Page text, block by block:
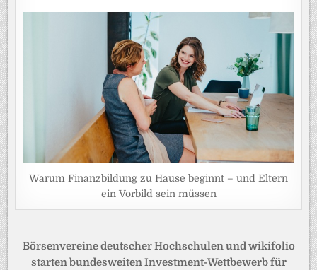
Warum Finanzbildung zu Hause beginnt – und Eltern
ein Vorbild sein müssen
Beitragsnavigation
Börsenvereine deutscher Hochschulen und wikifolio
starten bundesweiten Investment-Wettbewerb für